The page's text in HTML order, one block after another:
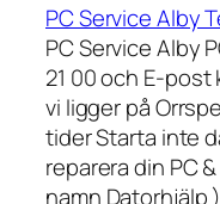
PC Service Alby
PC Service Alby
21 00 och E-
vi ligger på
tider Starta inte
reparera din PC
namn Datorhjälp